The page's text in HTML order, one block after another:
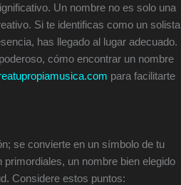
Un nombre no es solo una
Si te identificas como un solista
has llegado al lugar adecuado.
cómo encontrar un nombre
para facilitarte
se convierte en un símbolo de tu
un nombre bien elegido
Considere estos puntos: